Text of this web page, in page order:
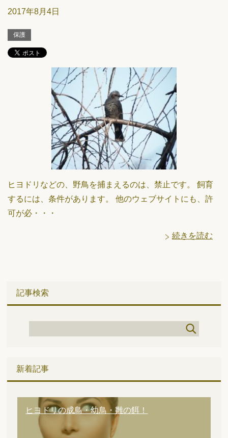
2017年8月4日
保護
ヒヨドリなどの、野鳥を捕まえるのは、禁止です。 飼育
するには、条件があります。 他のウェブサイトにも、許
可が必・・・
続きを読む
記事検索
新着記事
ヒヨドリの成鳥・幼鳥・雛の餌！